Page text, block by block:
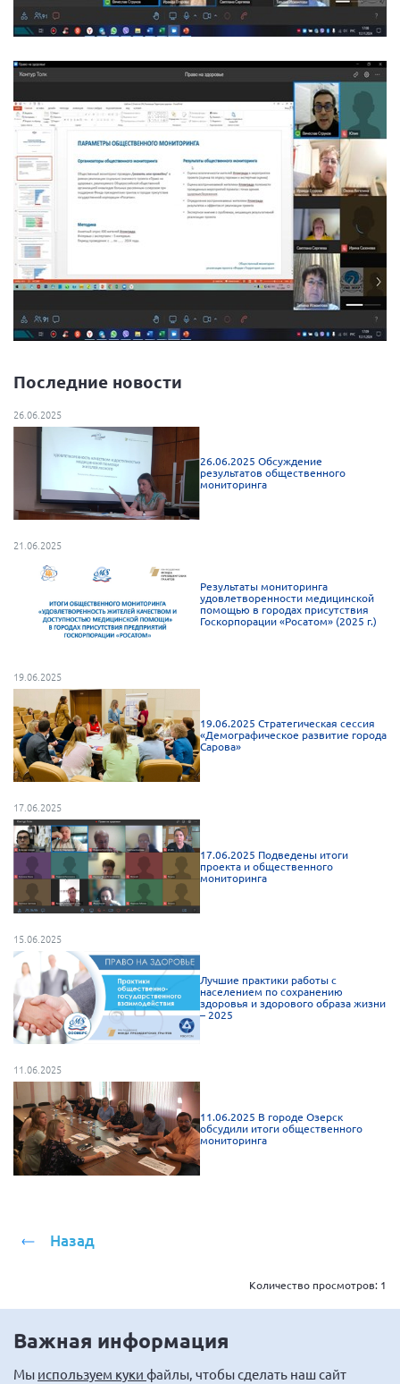
Последние новости
26.06.2025
26.06.2025 Обсуждение
результатов общественного
мониторинга
21.06.2025
Результаты мониторинга
удовлетворенности медицинской
помощью в городах присутствия
Госкорпорации «Росатом» (2025 г.)
19.06.2025
19.06.2025 Стратегическая сессия
«Демографическое развитие города
Сарова»
17.06.2025
17.06.2025 Подведены итоги
проекта и общественного
мониторинга
15.06.2025
Лучшие практики работы с
населением по сохранению
здоровья и здорового образа жизни
– 2025
11.06.2025
11.06.2025 В городе Озерск
обсудили итоги общественного
мониторинга
Назад
Количество просмотров: 1
Важная информация
Мы используем куки файлы, чтобы сделать наш сайт